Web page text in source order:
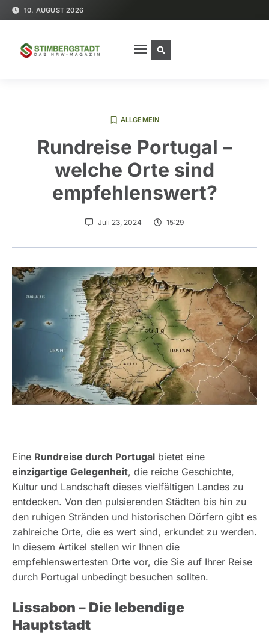
10. AUGUST 2026
ALLGEMEIN
Rundreise Portugal –
welche Orte sind
empfehlenswert?
Juli 23, 2024 15:29
Eine Rundreise durch Portugal bietet eine
einzigartige Gelegenheit, die reiche Geschichte,
Kultur und Landschaft dieses vielfältigen Landes zu
entdecken. Von den pulsierenden Städten bis hin zu
den ruhigen Stränden und historischen Dörfern gibt es
zahlreiche Orte, die es wert sind, erkundet zu werden.
In diesem Artikel stellen wir Ihnen die
empfehlenswertesten Orte vor, die Sie auf Ihrer Reise
durch Portugal unbedingt besuchen sollten.
Lissabon – Die lebendige
Hauptstadt